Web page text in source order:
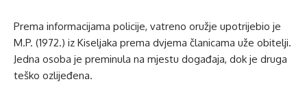
Prema informacijama policije, vatreno oružje upotrijebio je
M.P. (1972.) iz Kiseljaka prema dvjema članicama uže obitelji.
Jedna osoba je preminula na mjestu događaja, dok je druga
teško ozlijeđena.